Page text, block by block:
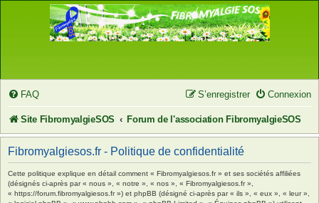
FAQ Connexion
S’enregistrer
Site FibromyalgieSOS Forum de l'association FibromyalgieSOS
Fibromyalgiesos.fr - Politique de confidentialité
Cette politique explique en détail comment « Fibromyalgiesos.fr » et ses sociétés affiliées
(désignés ci-après par « nous », « notre », « nos », « Fibromyalgiesos.fr »,
« https://forum.fibromyalgiesos.fr ») et phpBB (désigné ci-après par « ils », « eux », « leur »,